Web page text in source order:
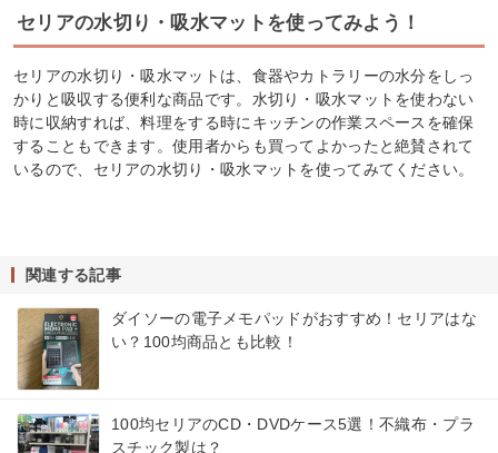
セリアの水切り・吸水マットを使ってみよう！
セリアの水切り・吸水マットは、食器やカトラリーの水分をしっ
かりと吸収する便利な商品です。水切り・吸水マットを使わない
時に収納すれば、料理をする時にキッチンの作業スペースを確保
することもできます。使用者からも買ってよかったと絶賛されて
いるので、セリアの水切り・吸水マットを使ってみてください。
関連する記事
ダイソーの電子メモパッドがおすすめ！セリアはな
い？100均商品とも比較！
100均セリアのCD・DVDケース5選！不織布・プラ
スチック製は？